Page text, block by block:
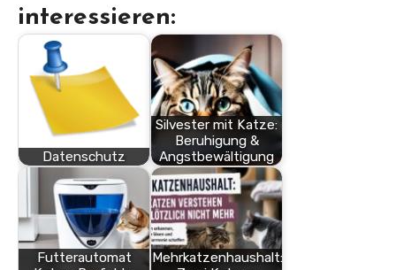
interessieren:
Datenschutz
Silvester mit Katze:
Beruhigung &
Angstbewältigung
Futterautomat
Mehrkatzenhaushalt: